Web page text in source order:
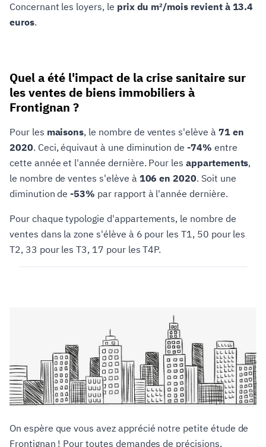
Concernant les loyers, le prix du m²/mois revient à 13.4
euros.
Quel a été l'impact de la crise sanitaire sur
les ventes de biens immobiliers à
Frontignan ?
Pour les maisons, le nombre de ventes s'elève à 71 en
2020. Ceci, équivaut à une diminution de-74% entre
cette année et l'année dernière. Pour les appartements,
le nombre de ventes s'elève à 106 en 2020. Soit une
diminution de-53% par rapport à l'année dernière.
Pour chaque typologie d'appartements, le nombre de
ventes dans la zone s'élève à 6 pour les T1, 50 pour les
T2, 33 pour les T3, 17 pour les T4P.
On espère que vous avez apprécié notre petite étude de
Frontignan ! Pour toutes demandes de précisions,